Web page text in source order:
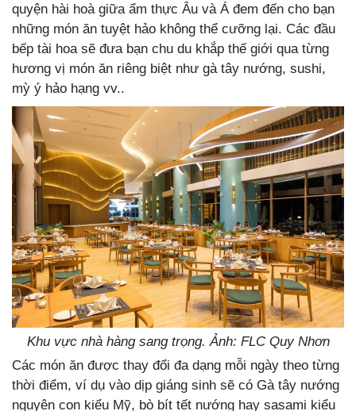
quyện hài hoà giữa ẩm thực Âu và Á đem đến cho bạn
những món ăn tuyệt hảo không thể cưỡng lại. Các đầu
bếp tài hoa sẽ đưa bạn chu du khắp thế giới qua từng
hương vị món ăn riêng biệt như gà tây nướng, sushi,
mỳ ý hảo hạng vv..
Khu vực nhà hàng sang trọng. Ảnh: FLC Quy Nhơn
Các món ăn được thay đổi đa dạng mỗi ngày theo từng
thời điểm, ví dụ vào dịp giáng sinh sẽ có Gà tây nướng
nguyên con kiểu Mỹ, bò bít tết nướng hay sasami kiểu